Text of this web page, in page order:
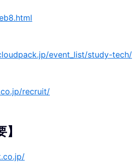
event_list/study-tech/
recruit/